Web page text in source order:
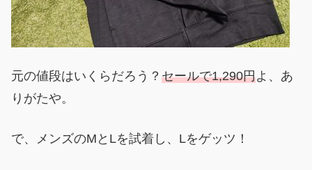
元の値段はいくらだろう？ セールで1,290円よ、あ
りがたや。
で、メンズのMとLを試着し、Lをゲッツ！